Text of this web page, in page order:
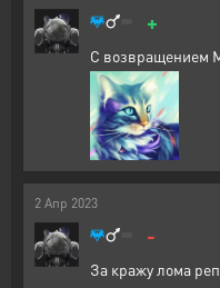
+
С возвращением
2 Апр 2023
-
За кражу лома